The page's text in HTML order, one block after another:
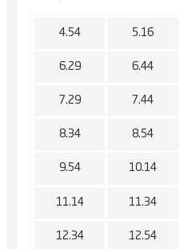
4.54 5.16
6.29 6.44
7.29 7.44
8.34 8.54
9.54 10.14
11.14 11.34
12.34 12.54